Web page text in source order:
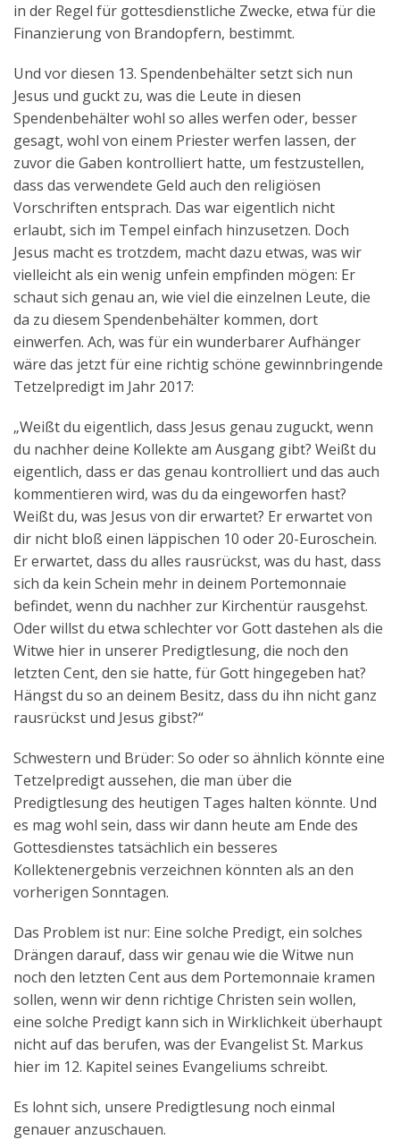
in der Regel für gottesdienstliche Zwecke, etwa für die
Finanzierung von Brandopfern, bestimmt.
Und vor diesen 13. Spendenbehälter setzt sich nun
Jesus und guckt zu, was die Leute in diesen
Spendenbehälter wohl so alles werfen oder, besser
gesagt, wohl von einem Priester werfen lassen, der
zuvor die Gaben kontrolliert hatte, um festzustellen,
dass das verwendete Geld auch den religiösen
Vorschriften entsprach. Das war eigentlich nicht
erlaubt, sich im Tempel einfach hinzusetzen. Doch
Jesus macht es trotzdem, macht dazu etwas, was wir
vielleicht als ein wenig unfein empfinden mögen: Er
schaut sich genau an, wie viel die einzelnen Leute, die
da zu diesem Spendenbehälter kommen, dort
einwerfen. Ach, was für ein wunderbarer Aufhänger
wäre das jetzt für eine richtig schöne gewinnbringende
Tetzelpredigt im Jahr 2017:
„Weißt du eigentlich, dass Jesus genau zuguckt, wenn
du nachher deine Kollekte am Ausgang gibt? Weißt du
eigentlich, dass er das genau kontrolliert und das auch
kommentieren wird, was du da eingeworfen hast?
Weißt du, was Jesus von dir erwartet? Er erwartet von
dir nicht bloß einen läppischen 10 oder 20-Euroschein.
Er erwartet, dass du alles rausrückst, was du hast, dass
sich da kein Schein mehr in deinem Portemonnaie
befindet, wenn du nachher zur Kirchentür rausgehst.
Oder willst du etwa schlechter vor Gott dastehen als die
Witwe hier in unserer Predigtlesung, die noch den
letzten Cent, den sie hatte, für Gott hingegeben hat?
Hängst du so an deinem Besitz, dass du ihn nicht ganz
rausrückst und Jesus gibst?“
Schwestern und Brüder: So oder so ähnlich könnte eine
Tetzelpredigt aussehen, die man über die
Predigtlesung des heutigen Tages halten könnte. Und
es mag wohl sein, dass wir dann heute am Ende des
Gottesdienstes tatsächlich ein besseres
Kollektenergebnis verzeichnen könnten als an den
vorherigen Sonntagen.
Das Problem ist nur: Eine solche Predigt, ein solches
Drängen darauf, dass wir genau wie die Witwe nun
noch den letzten Cent aus dem Portemonnaie kramen
sollen, wenn wir denn richtige Christen sein wollen,
eine solche Predigt kann sich in Wirklichkeit überhaupt
nicht auf das berufen, was der Evangelist St. Markus
hier im 12. Kapitel seines Evangeliums schreibt.
Es lohnt sich, unsere Predigtlesung noch einmal
genauer anzuschauen.